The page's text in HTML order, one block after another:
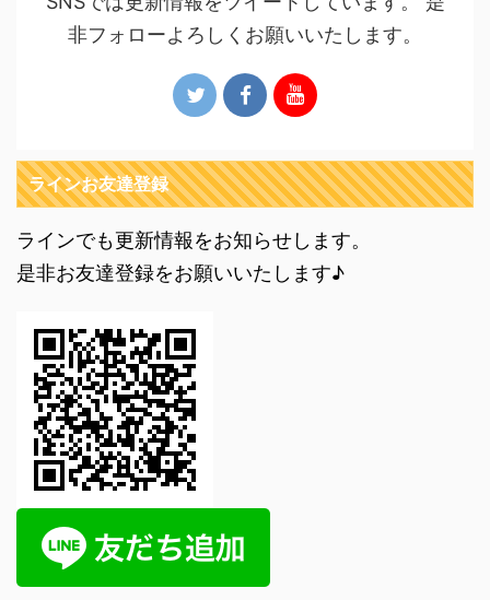
非フォローよろしくお願いいたします。
ラインお友達登録
ラインでも更新情報をお知らせします。
是非お友達登録をお願いいたします♪